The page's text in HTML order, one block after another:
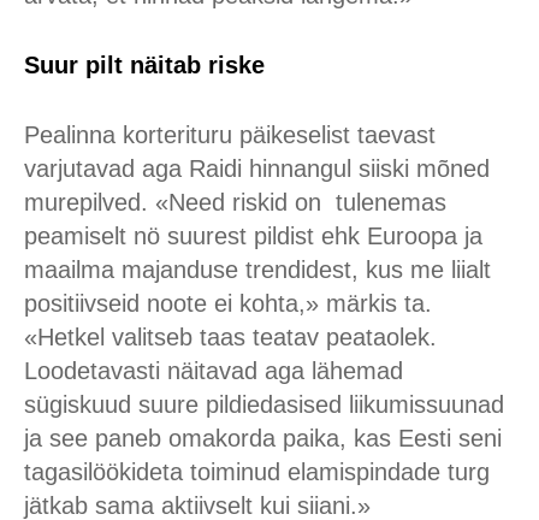
Suur pilt näitab riske
Pealinna korterituru päikeselist taevast
varjutavad aga Raidi hinnangul siiski mõned
murepilved. «Need riskid on tulenemas
peamiselt nö suurest pildist ehk Euroopa ja
maailma majanduse trendidest, kus me liialt
positiivseid noote ei kohta,» märkis ta.
«Hetkel valitseb taas teatav peataolek.
Loodetavasti näitavad aga lähemad
sügiskuud suure pildiedasised liikumissuunad
ja see paneb omakorda paika, kas Eesti seni
tagasilöökideta toiminud elamispindade turg
jätkab sama aktiivselt kui siiani.»